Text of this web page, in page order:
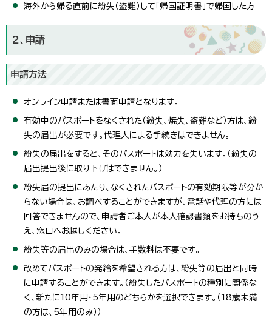
海外から帰る直前に紛失（盗難）して「帰国証明書」で帰国した方
2、申請
申請方法
オンライン申請または書面申請となります。
有効中のパスポートをなくされた（紛失、焼失、盗難など）方は、紛
失の届出が必要です。代理人による手続きはできません。
紛失の届出をすると、そのパスポートは効力を失います。（紛失の
届出提出後に取り下げはできません。）
紛失届の提出にあたり、なくされたパスポートの有効期限等が分か
らない場合は、お調べすることができますが、電話や代理の方には
回答できませんので、申請者ご本人が本人確認書類をお持ちのう
え、窓口へお越しください。
紛失等の届出のみの場合は、手数料は不要です。
改めてパスポートの発給を希望される方は、紛失等の届出と同時
に申請することができます。（紛失したパスポートの種別に関係な
く、新たに10年用・5年用のどちらかを選択できます。（18歳未満
の方は、5年用のみ））